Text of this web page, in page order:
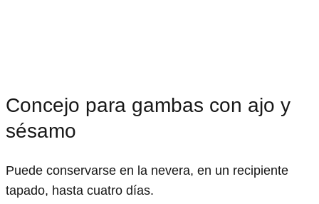
Concejo para gambas con ajo y
sésamo
Puede conservarse en la nevera, en un recipiente
tapado, hasta cuatro días.